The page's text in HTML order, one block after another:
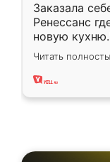
Заказала
Ренессанс
новую
вполне
два года,
Читать